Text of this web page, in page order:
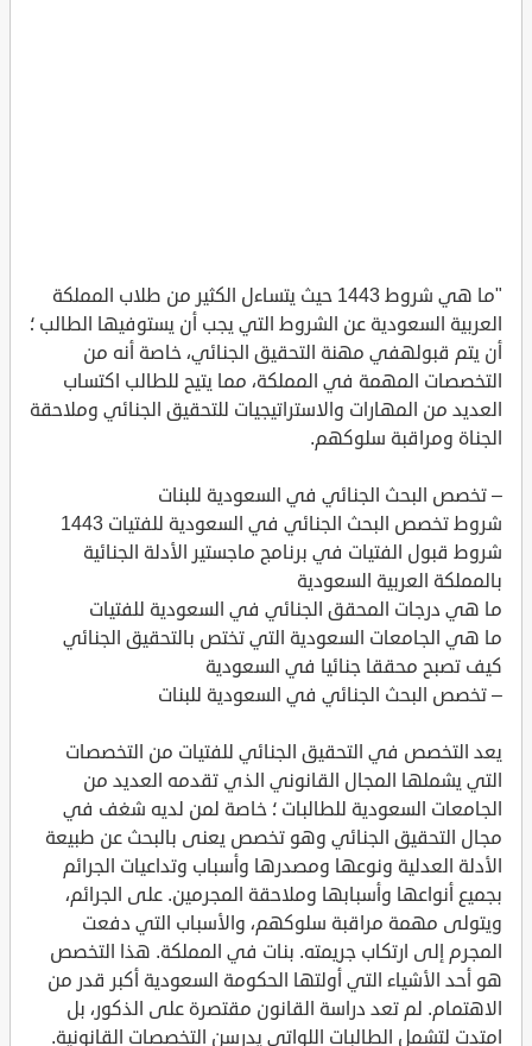
"ما هي شروط 1443 حيث يتساءل الكثير من طلاب المملكة
العربية السعودية عن الشروط التي يجب أن يستوفيها الطالب ؛
أن يتم قبولهفي مهنة التحقيق الجنائي، خاصة أنه من
التخصصات المهمة في المملكة، مما يتيح للطالب اكتساب
العديد من المهارات والاستراتيجيات للتحقيق الجنائي وملاحقة
الجناة ومراقبة سلوكهم.
– تخصص البحث الجنائي في السعودية للبنات
شروط تخصص البحث الجنائي في السعودية للفتيات 1443
شروط قبول الفتيات في برنامج ماجستير الأدلة الجنائية
بالمملكة العربية السعودية
ما هي درجات المحقق الجنائي في السعودية للفتيات
ما هي الجامعات السعودية التي تختص بالتحقيق الجنائي
كيف تصبح محققا جنائيا في السعودية
– تخصص البحث الجنائي في السعودية للبنات
يعد التخصص في التحقيق الجنائي للفتيات من التخصصات
التي يشملها المجال القانوني الذي تقدمه العديد من
الجامعات السعودية للطالبات ؛ خاصة لمن لديه شغف في
مجال التحقيق الجنائي وهو تخصص يعنى بالبحث عن طبيعة
الأدلة العدلية ونوعها ومصدرها وأسباب وتداعيات الجرائم
بجميع أنواعها وأسبابها وملاحقة المجرمين. على الجرائم،
ويتولى مهمة مراقبة سلوكهم، والأسباب التي دفعت
المجرم إلى ارتكاب جريمته. بنات في المملكة. هذا التخصص
هو أحد الأشياء التي أولتها الحكومة السعودية أكبر قدر من
الاهتمام. لم تعد دراسة القانون مقتصرة على الذكور، بل
امتدت لتشمل الطالبات اللواتي يدرسن التخصصات القانونية.